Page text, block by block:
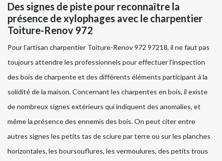
Des signes de piste pour reconnaître la
présence de xylophages avec le charpentier
Toiture-Renov 972
Pour l’artisan charpentier Toiture-Renov 972 97218, il ne faut pas
toujours attendre les professionnels pour effectuer l’inspection
des bois de charpente et des différents éléments participant à la
solidité de la maison. Concernant les charpentes en bois, il existe
de nombreux signes extérieurs qui indiquent des anomalies, et
même la présence des ennemis des bois. On peut citer entre
autres signes les petits tas de sciure par terre ou sur les planches
horizontales, les boursouflures, les vermoulures, des petits trous